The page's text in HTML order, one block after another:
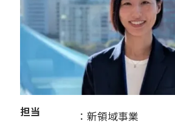
担当
：新領域事業